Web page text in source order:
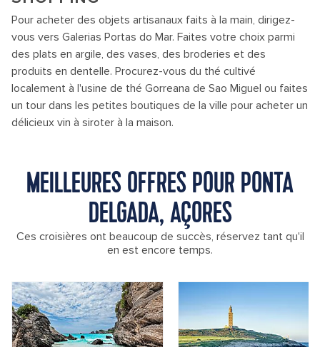
Pour acheter des objets artisanaux faits à la main, dirigez-
vous vers Galerias Portas do Mar. Faites votre choix parmi
des plats en argile, des vases, des broderies et des
produits en dentelle. Procurez-vous du thé cultivé
localement à l'usine de thé Gorreana de Sao Miguel ou faites
un tour dans les petites boutiques de la ville pour acheter un
délicieux vin à siroter à la maison.
MEILLEURES OFFRES POUR PONTA
DELGADA, AÇORES
Ces croisières ont beaucoup de succès, réservez tant qu'il
en est encore temps.